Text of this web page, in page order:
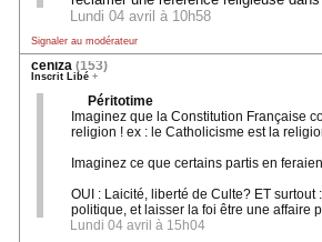
Lundi 04 avril à 10h58
Signaler au modérateur
ceniza (153)
Inscrit Libé +
Péritotime
Imaginez que la Constitution Française
religion ! ex : le Catholicisme est la
Imaginez ce que certains partis en
OUI : Laicité, liberté de Culte? ET
politique, et laisser la foi être une affaire
Lundi 04 avril à 15h04